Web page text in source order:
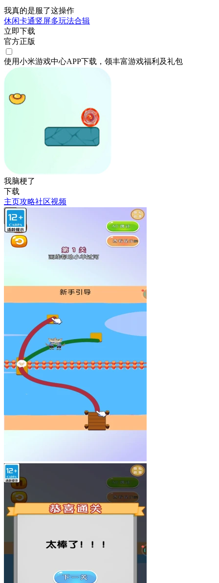
我真的是服了这操作
休闲卡通竖屏多玩法合辑
立即下载
官方正版
使用小米游戏中心APP下载 ，领丰富游戏福利 及礼包
我脑梗了
下载
主页攻略社区视频